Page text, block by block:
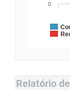
0
Relatório